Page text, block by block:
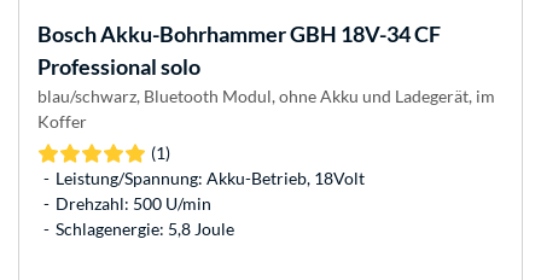
BoschAkku-Bohrhammer GBH 18V-34 CF
Professional solo
blau/schwarz, Bluetooth Modul, ohne Akku und Ladegerät, im
Koffer
(1)
Leistung/Spannung: Akku-Betrieb, 18Volt
Drehzahl: 500 U/min
Schlagenergie: 5,8 Joule